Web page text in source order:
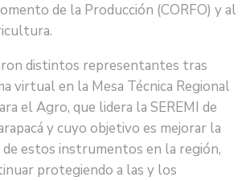
de la Producción (CORFO) y al
distintos representantes tras
virtual en la Mesa Técnica Regional
el Agro, que lidera la SEREMI de
y cuyo objetivo es mejorar la
estos instrumentos en la región,
protegiendo a las y los